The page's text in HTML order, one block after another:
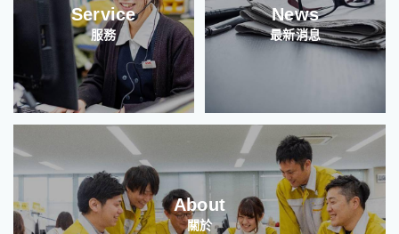
Service
服務
News
最新消息
About
關於